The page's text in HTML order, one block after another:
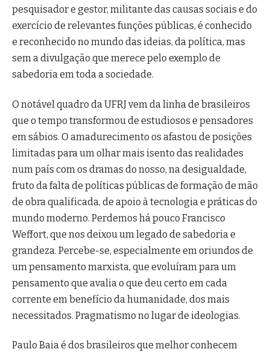
pesquisador e gestor, militante das causas sociais e do
exercício de relevantes funções públicas, é conhecido
e reconhecido no mundo das ideias, da política, mas
sem a divulgação que merece pelo exemplo de
sabedoria em toda a sociedade.
O notável quadro da UFRJ vem da linha de brasileiros
que o tempo transformou de estudiosos e pensadores
em sábios. O amadurecimento os afastou de posições
limitadas para um olhar mais isento das realidades
num país com os dramas do nosso, na desigualdade,
fruto da falta de políticas públicas de formação de mão
de obra qualificada, de apoio à tecnologia e práticas do
mundo moderno. Perdemos há pouco Francisco
Weffort, que nos deixou um legado de sabedoria e
grandeza. Percebe-se, especialmente em oriundos de
um pensamento marxista, que evoluíram para um
pensamento que avalia o que deu certo em cada
corrente em benefício da humanidade, dos mais
necessitados. Pragmatismo no lugar de ideologias.
Paulo Baia é dos brasileiros que melhor conhecem